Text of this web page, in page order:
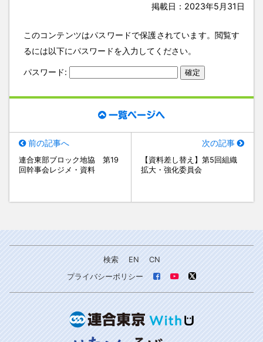
掲載日：2023年5月31日
このコンテンツはパスワードで保護されています。閲覧す
るには以下にパスワードを入力してください。
パスワード:
一覧ページへ
前の記事へ
連合東部ブロック地協 第19
回幹事会レジメ・資料
次の記事
【資料差し替え】第5回組織
拡大・強化委員会
検索 EN
CN
プライバシーポリシー